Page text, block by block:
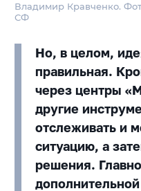
Владимир Кравченко.
СФ
Но, в целом,
правильная.
через центры
другие
отслеживать и
ситуацию, а
решения.